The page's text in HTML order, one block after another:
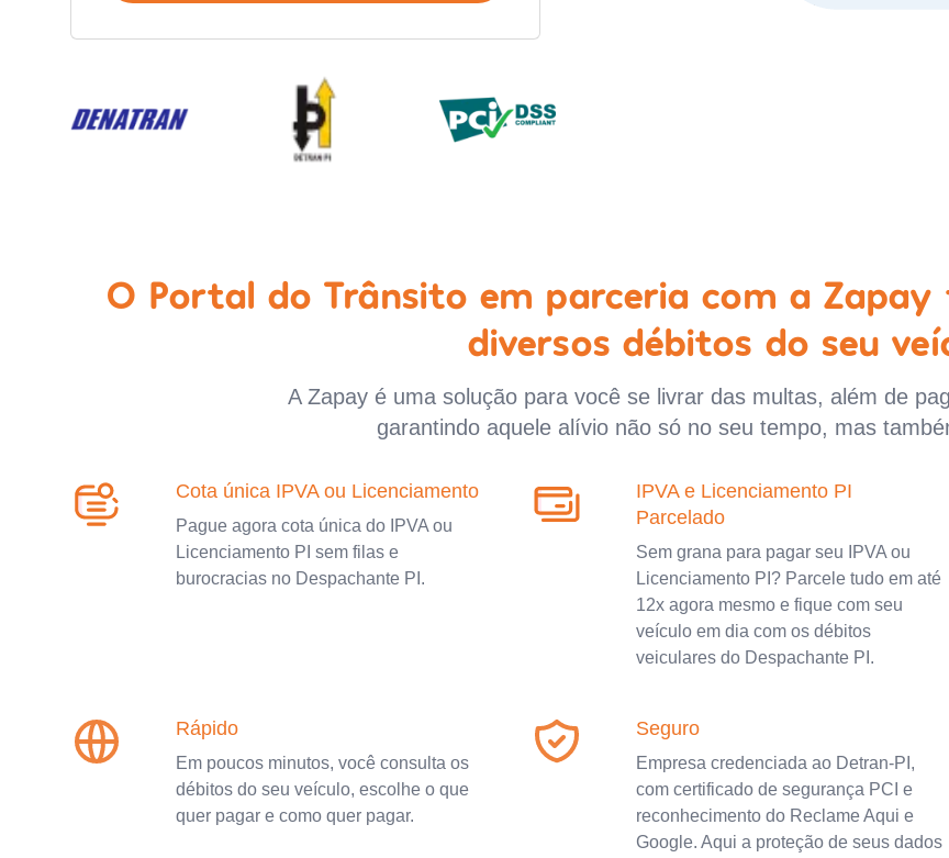
O Portal do Trânsito em parceria com a
diversos débitos do seu
A Zapay é uma solução para você se livrar das multas, além de
garantindo aquele alívio não só no seu tempo, mas
Cota única IPVA ou Licenciamento
Pague agora cota única do IPVA ou
Licenciamento PI sem filas e
burocracias no Despachante PI.
IPVA e Licenciamento PI
Parcelado
Sem grana para pagar seu IPVA ou
Licenciamento PI? Parcele tudo em até
12x agora mesmo e fique com seu
veículo em dia com os débitos
veiculares do Despachante PI.
Rápido
Em poucos minutos, você consulta os
débitos do seu veículo, escolhe o que
quer pagar e como quer pagar.
Seguro
Empresa credenciada ao Detran-PI,
com certificado de segurança PCI e
reconhecimento do Reclame Aqui e
Google. Aqui a proteção de seus dados